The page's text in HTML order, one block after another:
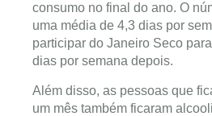
consumo no final do ano. O
uma média de 4,3 dias por
participar do Janeiro Seco
dias por semana depois.
Além disso, as pessoas que
um mês também ficaram